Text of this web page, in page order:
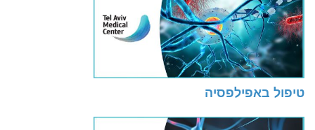
טיפול באפילפסיה